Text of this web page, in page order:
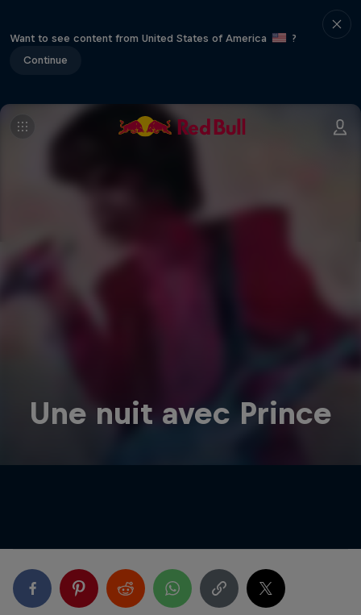
Want to see content from United States of America
?
Continue
Une nuit avec Prince